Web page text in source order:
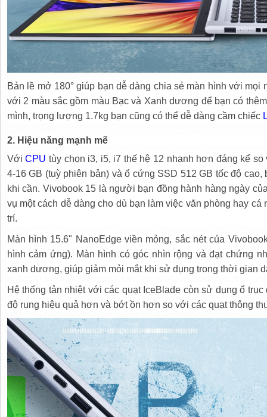
Bản lề mở 180° giúp bạn dễ dàng chia sẻ màn hình với
với 2 màu sắc gồm màu Bạc và Xanh dương để bạn có
mình, trọng lượng 1.7kg bạn cũng có thể dễ dàng cầm chiếc
2. Hiệu năng mạnh mẽ
VớiCPU tùy chọn i3, i5, i7 thế hệ 12 nhanh hơn đáng kể
4-16 GB (tuỳ phiên bản) và ổ cứng SSD 512 GB tốc độ
khi cần. Vivobook 15 là người bạn đồng hành hàng ngày
vụ một cách dễ dàng cho dù bạn làm việc văn phòng hay
trí.
Màn hình 15.6" NanoEdge viền mỏng, sắc nét của
hình cảm ứng). Màn hình có góc nhìn rộng và đạt chứng
xanh dương, giúp giảm mỏi mắt khi sử dụng trong thời gian
Hệ thống tản nhiệt với các quạt IceBlade còn sử dụng ổ
độ rung hiệu quả hơn và bớt ồn hơn so với các quạt thông